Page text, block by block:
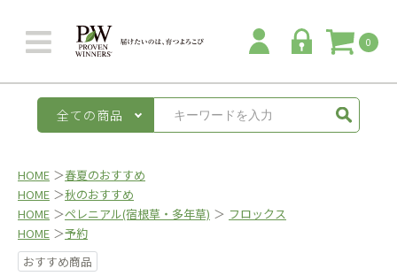
0
全ての商品
HOME ＞春夏のおすすめ
HOME ＞秋のおすすめ
HOME ＞ペレニアル(宿根草・多年草) ＞ フロックス
HOME ＞予約
おすすめ商品